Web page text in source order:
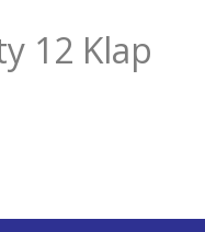
12 Klap